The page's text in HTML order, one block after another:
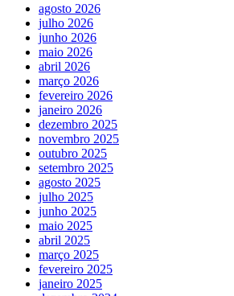
agosto 2026
julho 2026
junho 2026
maio 2026
abril 2026
março 2026
fevereiro 2026
janeiro 2026
dezembro 2025
novembro 2025
outubro 2025
setembro 2025
agosto 2025
julho 2025
junho 2025
maio 2025
abril 2025
março 2025
fevereiro 2025
janeiro 2025